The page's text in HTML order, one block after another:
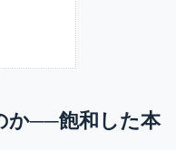
か──飽和した本